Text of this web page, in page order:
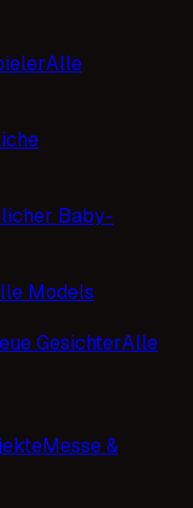
Alle
Baby-
Models
GesichterAlle
Messe &